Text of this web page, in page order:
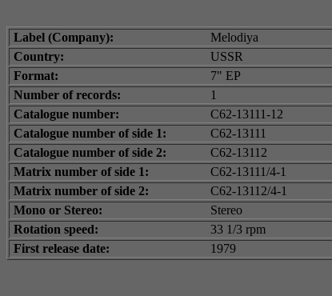
Label (Company):
Melodiya
Country:
USSR
Format:
7" EP
Number of records:
1
Catalogue number:
C62-13111-12
Catalogue number of side 1:
С62-13111
Catalogue number of side 2:
С62-13112
Matrix number of side 1:
С62-13111/4-1
Matrix number of side 2:
С62-13112/4-1
Mono or Stereo:
Stereo
Rotation speed:
33 1/3 rpm
First release date:
1979